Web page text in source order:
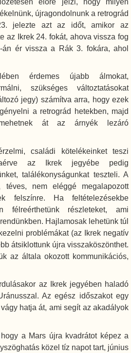
újragondolnunk a retrográd
jelezte azt az időt, amikor az
az Ikrek 24. fokát, ahova vissza fog
án ér vissza a Rák 3. fokára, ahol
érdemes újabb álmokat,
szükséges változtatásokat
jegy) számítva arra, hogy ezek
a retrográd hetekben, majd
át az árnyék lezáró
családi kötelékeinket teszi
az Ikrek jegyébe pedig
találékonyságunkat teszteli. A
téves, nem eléggé megalapozott
felszínre. Ha feltételezésekbe
félreérthetünk részleteket, ami
Hajlamosak lehetünk túl
problémákat (az Ikrek negatív
átsiklottunk újra visszaköszönthet.
az általa okozott kommunikációs,
az Ikrek jegyében haladó
Az egész időszakot egy
hatja át, ami segít az akadályok
a Mars újra kvadrátot képez a
közel tíz napot tart, június